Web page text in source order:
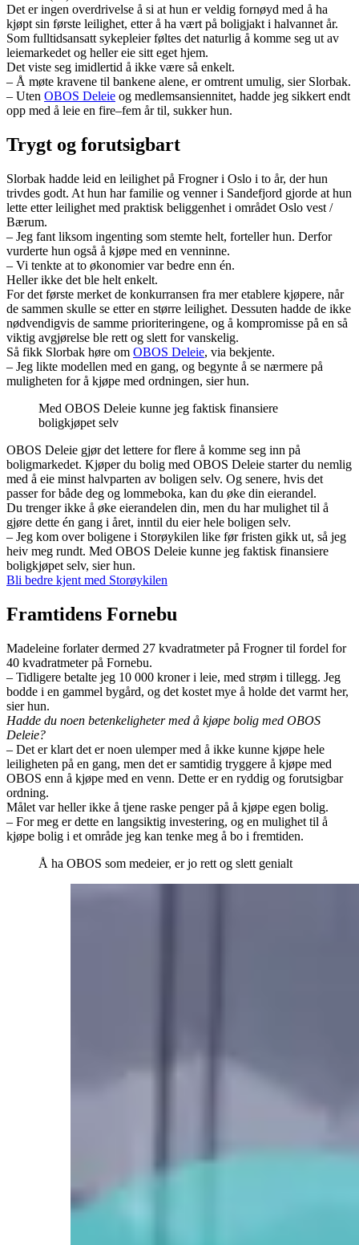
Det er ingen overdrivelse å si at hun er veldig fornøyd med å ha
kjøpt sin første leilighet, etter å ha vært på boligjakt i halvannet år.
Som fulltidsansatt sykepleier føltes det naturlig å komme seg ut av
leiemarkedet og heller eie sitt eget hjem.
Det viste seg imidlertid å ikke være så enkelt.
– Å møte kravene til bankene alene, er omtrent umulig, sier Slorbak.
– Uten OBOS Deleie og medlemsansiennitet, hadde jeg sikkert endt
opp med å leie en fire–fem år til, sukker hun.
Trygt og forutsigbart
Slorbak hadde leid en leilighet på Frogner i Oslo i to år, der hun
trivdes godt. At hun har familie og venner i Sandefjord gjorde at hun
lette etter leilighet med praktisk beliggenhet i området Oslo vest /
Bærum.
– Jeg fant liksom ingenting som stemte helt, forteller hun. Derfor
vurderte hun også å kjøpe med en venninne.
– Vi tenkte at to økonomier var bedre enn én.
Heller ikke det ble helt enkelt.
For det første merket de konkurransen fra mer etablere kjøpere, når
de sammen skulle se etter en større leilighet. Dessuten hadde de ikke
nødvendigvis de samme prioriteringene, og å kompromisse på en så
viktig avgjørelse ble rett og slett for vanskelig.
Så fikk Slorbak høre om OBOS Deleie, via bekjente.
– Jeg likte modellen med en gang, og begynte å se nærmere på
muligheten for å kjøpe med ordningen, sier hun.
Med OBOS Deleie kunne jeg faktisk finansiere
boligkjøpet selv
OBOS Deleie gjør det lettere for flere å komme seg inn på
boligmarkedet. Kjøper du bolig med OBOS Deleie starter du nemlig
med å eie minst halvparten av boligen selv. Og senere, hvis det
passer for både deg og lommeboka, kan du øke din eierandel.
Du trenger ikke å øke eierandelen din, men du har mulighet til å
gjøre dette én gang i året, inntil du eier hele boligen selv.
– Jeg kom over boligene i Storøykilen like før fristen gikk ut, så jeg
heiv meg rundt. Med OBOS Deleie kunne jeg faktisk finansiere
boligkjøpet selv, sier hun.
Bli bedre kjent med Storøykilen
Framtidens Fornebu
Madeleine forlater dermed 27 kvadratmeter på Frogner til fordel for
40 kvadratmeter på Fornebu.
– Tidligere betalte jeg 10 000 kroner i leie, med strøm i tillegg. Jeg
bodde i en gammel bygård, og det kostet mye å holde det varmt her,
sier hun.
Hadde du noen betenkeligheter med å kjøpe bolig med OBOS
Deleie?
– Det er klart det er noen ulemper med å ikke kunne kjøpe hele
leiligheten på en gang, men det er samtidig tryggere å kjøpe med
OBOS enn å kjøpe med en venn. Dette er en ryddig og forutsigbar
ordning.
Målet var heller ikke å tjene raske penger på å kjøpe egen bolig.
– For meg er dette en langsiktig investering, og en mulighet til å
kjøpe bolig i et område jeg kan tenke meg å bo i fremtiden.
Å ha OBOS som medeier, er jo rett og slett genialt